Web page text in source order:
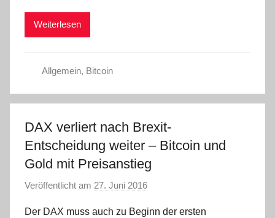
Weiterlesen
Allgemein, Bitcoin
DAX verliert nach Brexit-
Entscheidung weiter – Bitcoin und
Gold mit Preisanstieg
Veröffentlicht am 27. Juni 2016
Der DAX muss auch zu Beginn der ersten